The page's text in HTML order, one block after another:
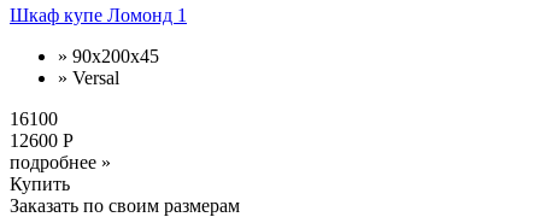
Шкаф купе Ломонд 1
» 90x200x45
» Versal
16100
12600 Р
подробнее »
Купить
Заказать по своим размерам